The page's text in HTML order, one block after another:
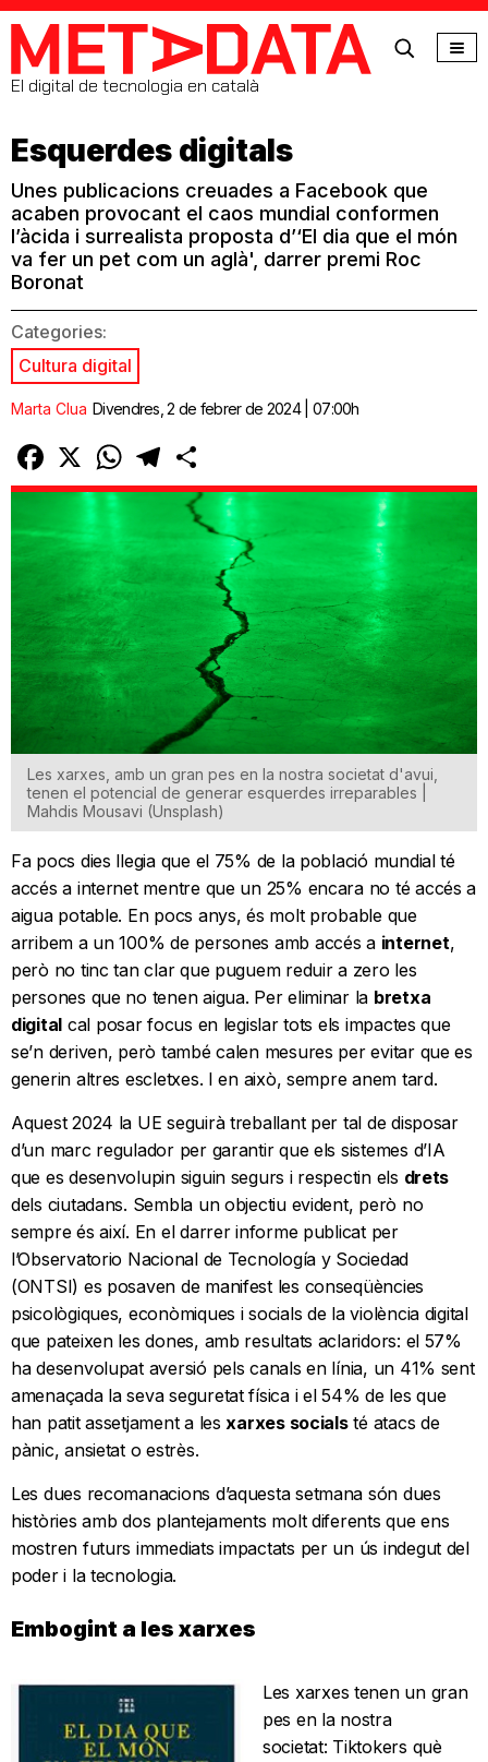
MetaData
El digital de tecnologia en català
Esquerdes digitals
Unes publicacions creuades a Facebook que
acaben provocant el caos mundial conformen
l’àcida i surrealista proposta d’‘El dia que el món
va fer un pet com un aglà', darrer premi Roc
Boronat
Categories:
Cultura digital
Marta Clua Divendres, 2 de febrer de 2024 | 07:00h
Facebook
X WhatsAppTelegram
Les xarxes, amb un gran pes en la nostra societat d'avui,
tenen el potencial de generar esquerdes irreparables |
Mahdis Mousavi (Unsplash)
Fa pocs dies llegia que el 75% de la població mundial té
accés a internet mentre que un 25% encara no té accés a
aigua potable. En pocs anys, és molt probable que
arribem a un 100% de persones amb accés a internet,
però no tinc tan clar que puguem reduir a zero les
persones que no tenen aigua. Per eliminar la bretxa
digital cal posar focus en legislar tots els impactes que
se’n deriven, però també calen mesures per evitar que es
generin altres escletxes. I en això, sempre anem tard.
Aquest 2024 la UE seguirà treballant per tal de disposar
d’un marc regulador per garantir que els sistemes d’IA
que es desenvolupin siguin segurs i respectin els drets
dels ciutadans. Sembla un objectiu evident, però no
sempre és així. En el darrer informe publicat per
l’Observatorio Nacional de Tecnología y Sociedad
(ONTSI) es posaven de manifest les conseqüències
psicològiques, econòmiques i socials de la violència digital
que pateixen les dones, amb resultats aclaridors: el 57%
ha desenvolupat aversió pels canals en línia, un 41% sent
amenaçada la seva seguretat física i el 54% de les que
han patit assetjament a lesxarxes socialsté atacs de
pànic, ansietat o estrès.
Les dues recomanacions d’aquesta setmana són dues
històries amb dos plantejaments molt diferents que ens
mostren futurs immediats impactats per un ús indegut del
poder i la tecnologia.
Embogint a les xarxes
Les xarxes tenen un gran
pes en la nostra
societat: Tiktokers què